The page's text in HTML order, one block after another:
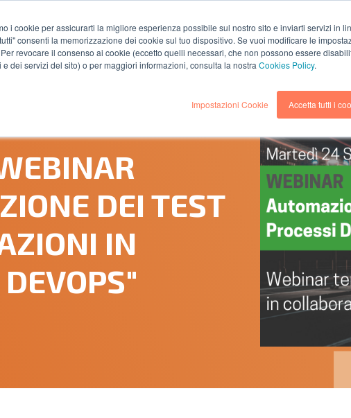
i cookie per assicurarti la migliore esperienza possibile sul nostro sito e inviarti servizi in
consenti la memorizzazione dei cookie sul tuo dispositivo. Se vuoi modificare le
revocare il consenso ai cookie (eccetto quelli necessari, che non possono essere
e dei servizi del sito) o per maggiori informazioni, consulta la nostra Cookies Policy.
Impostazioni Cookie Accetta tutti i
AZIENDA SOLUZIONI SERVIZI
DEI TEST
IN